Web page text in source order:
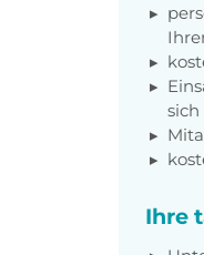
Ihre